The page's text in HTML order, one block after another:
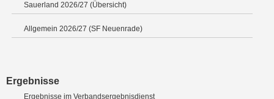
Sauerland 2026/27 (Übersicht)
Allgemein 2026/27 (SF Neuenrade)
Ergebnisse
Ergebnisse im Verbandsergebnisdienst